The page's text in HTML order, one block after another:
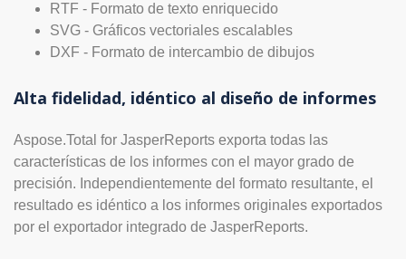
RTF - Formato de texto enriquecido
SVG - Gráficos vectoriales escalables
DXF - Formato de intercambio de dibujos
Alta fidelidad, idéntico al diseño de informes
Aspose.Total for JasperReports exporta todas las
características de los informes con el mayor grado de
precisión. Independientemente del formato resultante, el
resultado es idéntico a los informes originales exportados
por el exportador integrado de JasperReports.